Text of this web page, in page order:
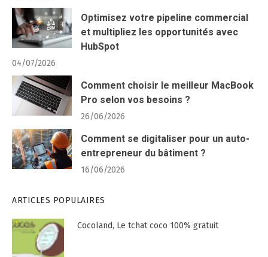
Optimisez votre pipeline commercial
et multipliez les opportunités avec
HubSpot
04/07/2026
Comment choisir le meilleur MacBook
Pro selon vos besoins ?
26/06/2026
Comment se digitaliser pour un auto-
entrepreneur du bâtiment ?
16/06/2026
ARTICLES POPULAIRES
Cocoland, Le tchat coco 100% gratuit